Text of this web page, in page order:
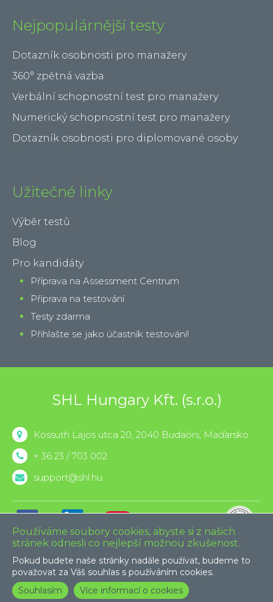
Nejpopulárnější testy
Dotazník osobnosti pro manažery
360° zpětná vazba
Verbální schopnostní test pro manažery
Numerický schopnostní test pro manažery
Dotazník osobnosti pro diplomované osoby
Užitečné linky
Výběr testů
Blog
Pro kandidáty
Příprava na Assessment Centrum
Příprava na testování
Testy zdarma
Přihlašte se jako účastník testování!
SHL Hungary Kft. (s.r.o.)
Kossuth Lajos utca 20, 2040 Budaörs, Maďarsko
+ 36 23 / 703 002
support@shl.hu
SHL Global
Impresum
© 2026 SHL and/or its affiliates. All rights reserved.
Používáme soubory cookies, abyste si z našich
stránek odnesli co nejlepší možnou zkušenost.
Pokud budete naše stránky nadále používat, budeme to
považovat za Váš souhlas s používáním cookies.
Souhlasím
Více informací o cookies